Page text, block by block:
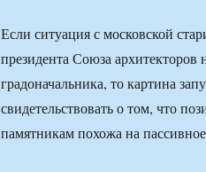
Если ситуация с московской
президента Союза
градоначальника, то картина
свидетельствовать о том, что
памятникам похожа на